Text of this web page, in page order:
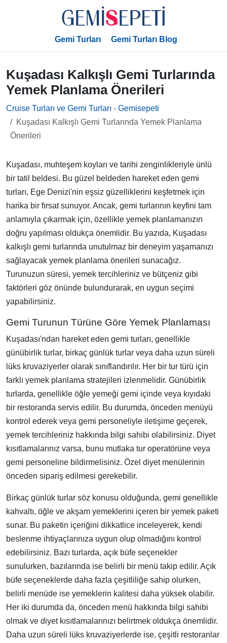
Gemi Turları Gemi Turları Blog
Kuşadası Kalkışlı Gemi Turlarında
Yemek Planlama Önerileri
Cruise Turları ve Gemi Turları - Gemisepeti
Kuşadası Kalkışlı Gemi Turlarında Yemek Planlama
Önerileri
Kuşadası, muhteşem koyları ve tarihi zenginlikleriyle ünlü
bir tatil beldesi. Bu güzel beldeden hareket eden gemi
turları, Ege Denizi'nin eşsiz güzelliklerini keşfetmek için
harika bir fırsat sunuyor. Ancak, gemi turlarının keyfini tam
anlamıyla çıkarmak için, özellikle yemek planlamanızın
doğru yapılması oldukça önemlidir. Bu yazıda, Kuşadası
kalkışlı gemi turlarında unutulmaz bir deneyim yaşamanızı
sağlayacak yemek planlama önerileri sunacağız.
Turunuzun süresi, yemek tercihleriniz ve bütçeniz gibi
faktörleri göz önünde bulundurarak, en uygun seçimi
yapabilirsiniz.
Gemi Turunun Türüne Göre Yemek Planlaması
Kuşadası'ndan hareket eden gemi turları, genellikle
günübirlik turlar, birkaç günlük turlar veya daha uzun süreli
lüks kruvaziyerler olarak sınıflandırılır. Her bir tur türü için
farklı yemek planlama stratejileri izlenmelidir. Günübirlik
turlarda, genellikle öğle yemeği gemi içinde veya kıyıdaki
bir restoranda servis edilir. Bu durumda, önceden menüyü
kontrol ederek veya gemi personeliyle iletişime geçerek,
yemek tercihleriniz hakkında bilgi sahibi olabilirsiniz. Diyet
kısıtlamalarınız varsa, bunu mutlaka tur operatörüne veya
gemi personeline bildirmelisiniz. Özel diyet menülerinin
önceden sipariş edilmesi gerekebilir.
Birkaç günlük turlar söz konusu olduğunda, gemi genellikle
kahvaltı, öğle ve akşam yemeklerini içeren bir yemek paketi
sunar. Bu paketin içeriğini dikkatlice inceleyerek, kendi
beslenme ihtiyaçlarınıza uygun olup olmadığını kontrol
edebilirsiniz. Bazı turlarda, açık büfe seçenekler
sunulurken, bazılarında ise belirli bir menü takip edilir. Açık
büfe seçeneklerde daha fazla çeşitliliğe sahip olurken,
belirli menüde ise yemeklerin kalitesi daha yüksek olabilir.
Her iki durumda da, önceden menü hakkında bilgi sahibi
olmak ve diyet kısıtlamalarınızı belirtmek oldukça önemlidir.
Daha uzun süreli lüks kruvaziyerlerde ise, çeşitli restoranlar